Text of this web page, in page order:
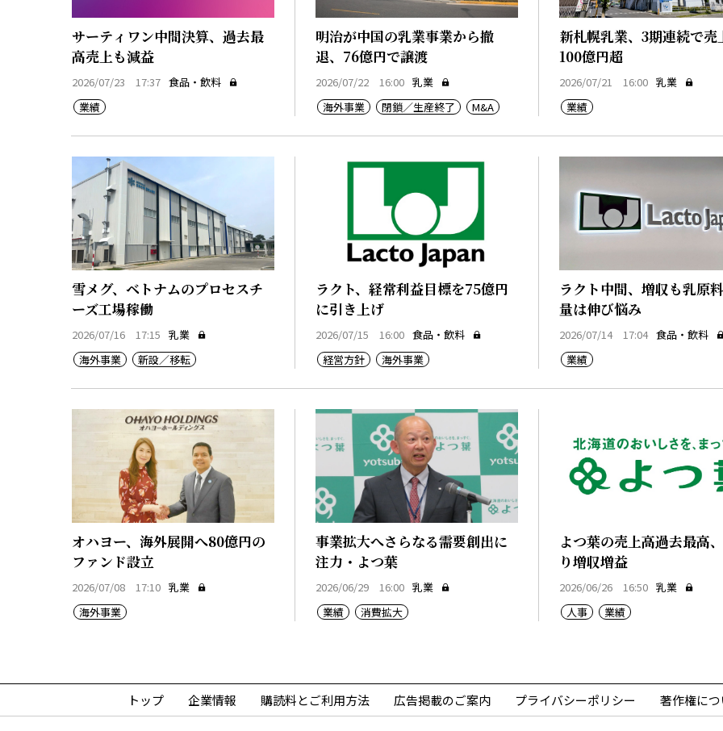
サーティワン中間決算、過去最
高売上も減益
2026/07/23 17:37 食品・飲料
業績
明治が中国の乳業事業から撤
退、76億円で譲渡
2026/07/22 16:00 乳業
海外事業
閉鎖／生産終了 M&A
新札幌乳業、3期連続で売
100億円超
2026/07/21 16:00 乳業
業績
雪メグ、ベトナムのプロセスチ
ーズ工場稼働
2026/07/16 17:15 乳業
海外事業
新設／移転
ラクト、経常利益目標を75億円
に引き上げ
2026/07/15 16:00 食品・飲料
経営方針
海外事業
ラクト中間、増収も乳原
量は伸び悩み
2026/07/14 17:04 食品・飲料
業績
オハヨー、海外展開へ80億円の
ファンド設立
2026/07/08 17:10 乳業
海外事業
事業拡大へさらなる需要創出に
注力・よつ葉
2026/06/29 16:00 乳業
業績
消費拡大
よつ葉の売上高過去最高
り増収増益
2026/06/26 16:50 乳業
人事
業績
トップ 企業情報 購読料とご利用方法 広告掲載のご案内 プライバシーポリシー 著作権に